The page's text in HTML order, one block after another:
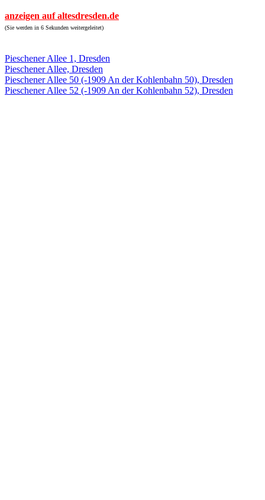
anzeigen auf altesdresden.de
(Sie werden in 6 Sekunden weitergeleitet)
Pieschener Allee 1, Dresden
Pieschener Allee, Dresden
Pieschener Allee 50 (-1909 An der Kohlenbahn 50), Dresden
Pieschener Allee 52 (-1909 An der Kohlenbahn 52), Dresden